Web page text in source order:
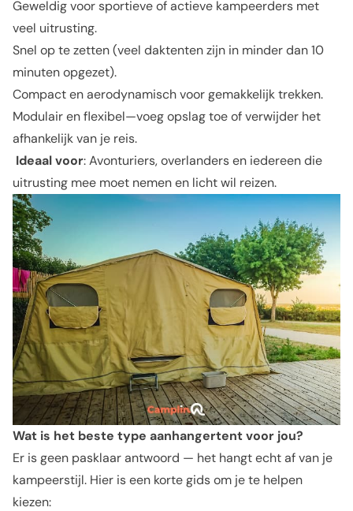
Geweldig voor sportieve of actieve kampeerders met
veel uitrusting.
Snel op te zetten (veel daktenten zijn in minder dan 10
minuten opgezet).
Compact en aerodynamisch voor gemakkelijk trekken.
Modulair en flexibel—voeg opslag toe of verwijder het
afhankelijk van je reis.
Ideaal voor: Avonturiers, overlanders en iedereen die
uitrusting mee moet nemen en licht wil reizen.
Wat is het beste type aanhangertent voor jou?
Er is geen pasklaar antwoord — het hangt echt af van je
kampeerstijl. Hier is een korte gids om je te helpen
kiezen: